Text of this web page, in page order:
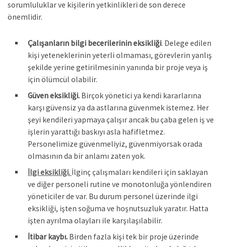
sorumluluklar ve kişilerin yetkinlikleri de son derece
önemlidir.
Çalışanların bilgi becerilerinin eksikliği. Delege edilen
kişi yeteneklerinin yeterli olmaması, görevlerin yanlış
şekilde yerine getirilmesinin yanında bir proje veya iş
için ölümcül olabilir.
Güven eksikliği. Birçok yönetici ya kendi kararlarına
karşı güvensiz ya da astlarına güvenmek istemez. Her
şeyi kendileri yapmaya çalışır ancak bu çaba gelen iş ve
işlerin yarattığı baskıyı asla hafifletmez.
Personelimize güvenmeliyiz, güvenmiyorsak orada
olmasının da bir anlamı zaten yok.
İlgi eksikliği. İlginç çalışmaları kendileri için saklayan
ve diğer personeli rutine ve monotonluğa yönlendiren
yöneticiler de var. Bu durum personel üzerinde ilgi
eksikliği, işten soğuma ve hoşnutsuzluk yaratır. Hatta
işten ayrılma olayları ile karşılaşılabilir.
İtibar kaybı. Birden fazla kişi tek bir proje üzerinde